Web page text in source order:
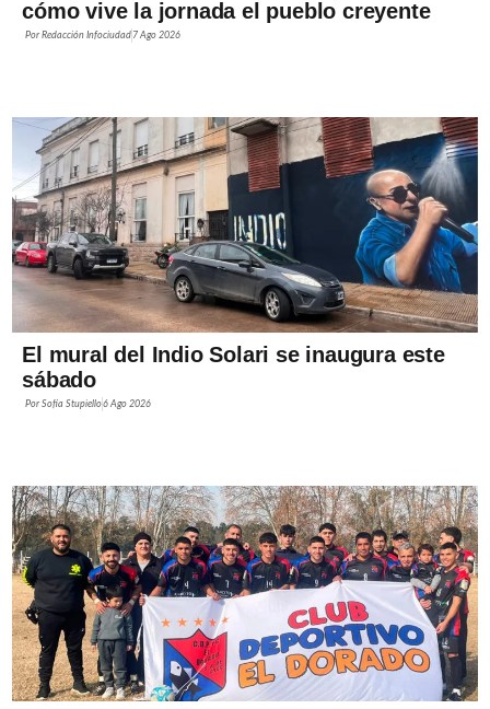
cómo vive la jornada el pueblo creyente
PorRedacción Infociudad 7 Ago 2026
El mural del Indio Solari se inaugura este
sábado
PorSofía Stupiello6 Ago 2026